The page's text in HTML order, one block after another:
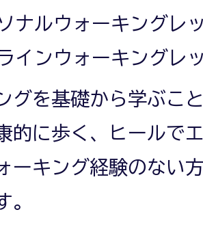
ナルウォーキングレ
インウォーキングレ
グを基礎から学ぶこ
的に歩く、ヒールで
ーキング経験のない
。